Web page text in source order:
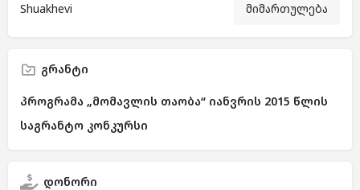
Shuakhevi მიმართულება
გრანტი
პროგრამა „მომავლის თაობა“ იანვრის 2015 წლის
საგრანტო კონკურსი
დონორი